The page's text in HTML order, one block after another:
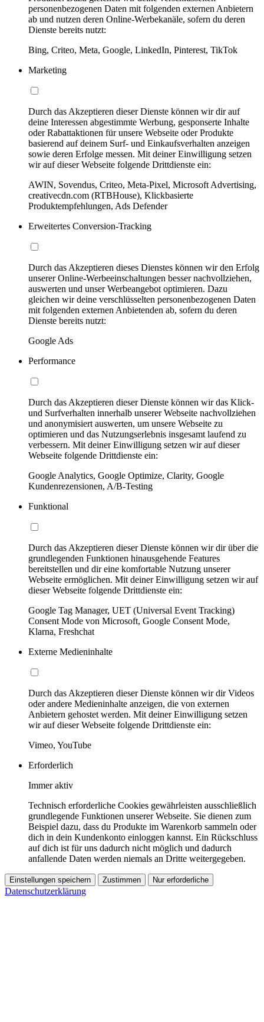
personenbezogenen Daten mit folgenden externen Anbietern
ab und nutzen deren Online-Werbekanäle, sofern du deren
Dienste bereits nutzt:
Bing, Criteo, Meta, Google, LinkedIn, Pinterest, TikTok
Marketing
Durch das Akzeptieren dieser Dienste können wir dir auf
deine Interessen abgestimmte Werbung, gesponserte Inhalte
oder Rabattaktionen für unsere Webseite oder Produkte
basierend auf deinem Surf- und Einkaufsverhalten anzeigen
sowie deren Erfolge messen. Mit deiner Einwilligung setzen
wir auf dieser Webseite folgende Drittdienste ein:
AWIN, Sovendus, Criteo, Meta-Pixel, Microsoft Advertising,
creativecdn.com (RTBHouse), Klickbasierte
Produktempfehlungen, Ads Defender
Erweitertes Conversion-Tracking
Durch das Akzeptieren dieses Dienstes können wir den Erfolg
unserer Online-Werbeeinschaltungen besser nachvollziehen,
auswerten und unser Werbeangebot optimieren. Dazu
gleichen wir deine verschlüsselten personenbezogenen Daten
mit folgenden externen Anbietenden ab, sofern du deren
Dienste bereits nutzt:
Google Ads
Performance
Durch das Akzeptieren dieser Dienste können wir das Klick-
und Surfverhalten innerhalb unserer Webseite nachvollziehen
und anonymisiert auswerten, um unsere Webseite zu
optimieren und das Nutzungserlebnis insgesamt laufend zu
verbessern. Mit deiner Einwilligung setzen wir auf dieser
Webseite folgende Drittdienste ein:
Google Analytics, Google Optimize, Clarity, Google
Kundenrezensionen, A/B-Testing
Funktional
Durch das Akzeptieren dieser Dienste können wir dir über die
grundlegenden Funktionen hinausgehende Features
bereitstellen und dir eine komfortable Nutzung unserer
Webseite ermöglichen. Mit deiner Einwilligung setzen wir auf
dieser Webseite folgende Drittdienste ein:
Google Tag Manager, UET (Universal Event Tracking)
Consent Mode von Microsoft, Google Consent Mode,
Klarna, Freshchat
Externe Medieninhalte
Durch das Akzeptieren dieser Dienste können wir dir Videos
oder andere Medieninhalte anzeigen, die von externen
Anbietern gehostet werden. Mit deiner Einwilligung setzen
wir auf dieser Webseite folgende Drittdienste ein:
Vimeo, YouTube
Erforderlich
Immer aktiv
Technisch erforderliche Cookies gewährleisten ausschließlich
grundlegende Funktionen unserer Webseite. Sie dienen zum
Beispiel dazu, dass du Produkte im Warenkorb sammeln oder
dich in dein Kundenkonto einloggen kannst. Ein Rückschluss
auf dich ist für uns dadurch nicht möglich und dadurch
anfallende Daten werden niemals an Dritte weitergegeben.
Einstellungen speichern Zustimmen Nur erforderliche
Datenschutzerklärung